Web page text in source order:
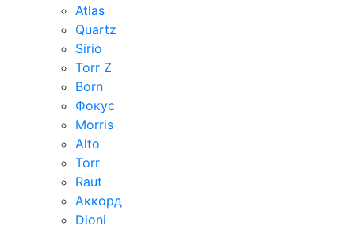
Atlas
Quartz
Sirio
Torr Z
Born
Фокус
Morris
Alto
Torr
Raut
Аккорд
Dioni